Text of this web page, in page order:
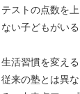
ストの点数を上
い子どもがいる
活習慣を変える
来の塾とは異な